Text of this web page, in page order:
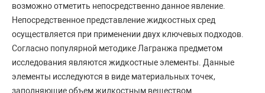
возможно отметить непосредственно данное явление.
Непосредственное представление жидкостных сред
осуществляется при применении двух ключевых подходов.
Согласно популярной методике Лагранжа предметом
исследования являются жидкостные элементы. Данные
элементы исследуются в виде материальных точек,
заполняющие объем жидкостным веществом.